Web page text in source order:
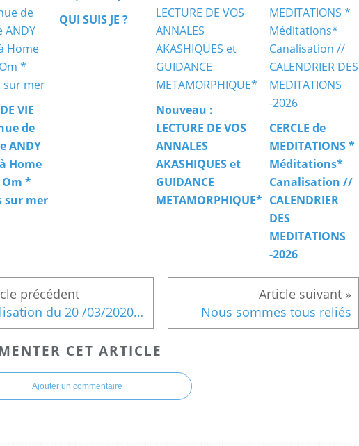
VIE
de
ANDY
Home
*
sur mer
QUI SUIS JE ?
Nouveau :
LECTURE DE VOS
ANNALES
AKASHIQUES et
GUIDANCE
METAMORPHIQUE*
CERCLE de
MEDITATIONS *
Méditations*
Canalisation //
CALENDRIER
DES
MEDITATIONS
-2026
Canalisation du 20 /03/2020 à 9h Nous sommes tous reliés
CET ARTICLE
Ajouter un commentaire